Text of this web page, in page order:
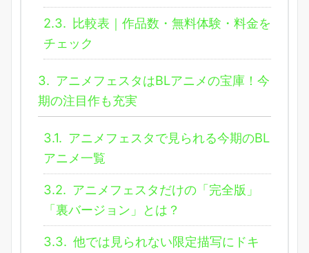
2.3. 比較表｜作品数・無料体験・料金を
チェック
3. アニメフェスタはBLアニメの宝庫！今
期の注目作も充実
3.1. アニメフェスタで見られる今期のBL
アニメ一覧
3.2. アニメフェスタだけの「完全版」
「裏バージョン」とは？
3.3. 他では見られない限定描写にドキ